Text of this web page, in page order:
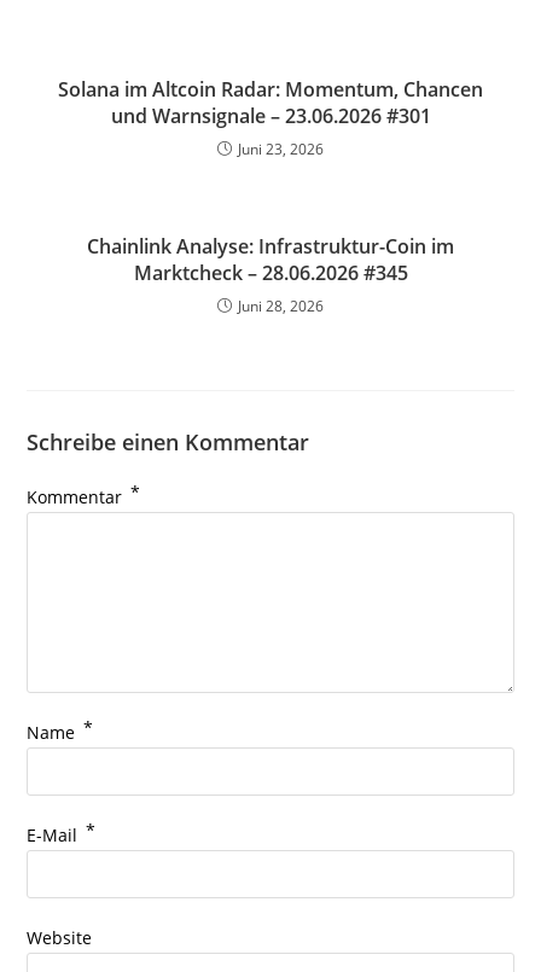
Solana im Altcoin Radar: Momentum, Chancen
und Warnsignale – 23.06.2026 #301
Juni 23, 2026
Chainlink Analyse: Infrastruktur-Coin im
Marktcheck – 28.06.2026 #345
Juni 28, 2026
Schreibe einen Kommentar
Kommentar *
Name *
E-Mail *
Website